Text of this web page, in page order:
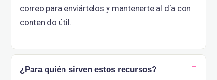
correo para enviártelos y mantenerte al día con
contenido útil.
¿Para quién sirven estos recursos?